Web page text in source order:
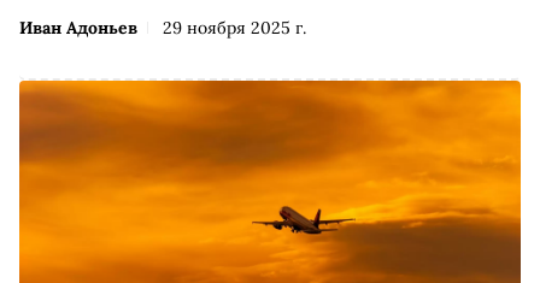
Иван Адоньев 29 ноября 2025 г.